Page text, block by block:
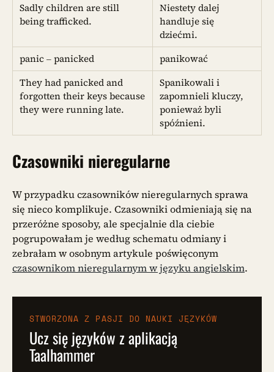
Sadly children are still
being trafficked.
Niestety dalej
handluje się
dziećmi.
panic – panicked
panikować
They had panicked and
forgotten their keys because
they were running late.
Spanikowali i
zapomnieli kluczy,
ponieważ byli
spóźnieni.
Czasowniki nieregularne
W przypadku czasowników nieregularnych sprawa
się nieco komplikuje. Czasowniki odmieniają się na
przeróżne sposoby, ale specjalnie dla ciebie
pogrupowałam je według schematu odmiany i
zebrałam w osobnym artykule poświęconym
czasownikom nieregularnym w języku angielskim.
STWORZONA Z PASJI DO NAUKI JĘZYKÓW
Ucz się języków z aplikacją
Taalhammer